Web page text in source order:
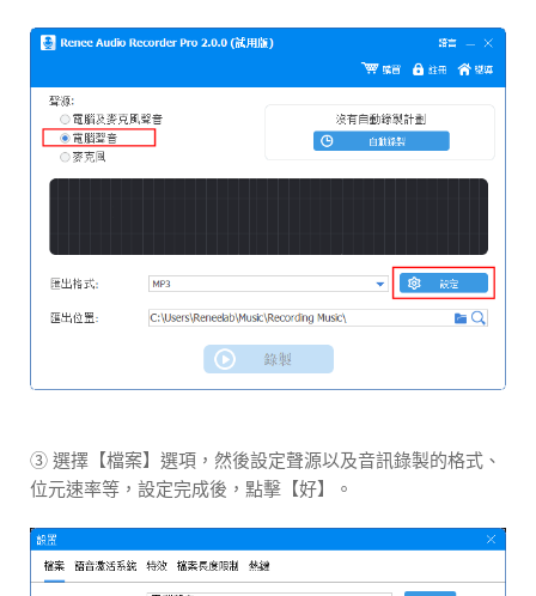
③ 選擇【檔案】選項，然後設定聲源以及音訊錄製的格式、
位元速率等，設定完成後，點擊【好】。